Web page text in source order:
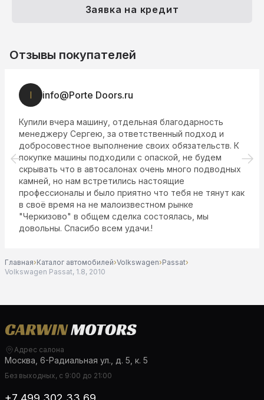
Заявка на кредит
Отзывы покупателей
I info@Porte Doors.ru
Купили вчера машину, отдельная благодарность
менеджеру Сергею, за ответственный подход и
добросовестное выполнение своих обязательств. К
покупке машины подходили с опаской, не будем
скрывать что в автосалонах очень много подводных
камней, но нам встретились настоящие
профессионалы и было приятно что тебя не тянут как
в своё время на не малоизвестном рынке
"Черкизово" в общем сделка состоялась, мы
довольны. Спасибо всем удачи.!
Главная›Каталог автомобилей›Volkswagen›Passat›
Volkswagen Passat, 1.8, 2010
Адрес салона
Москва, 6-Радиальная ул., д. 5, к. 5
Без выходных, с 9:00 до 21:00